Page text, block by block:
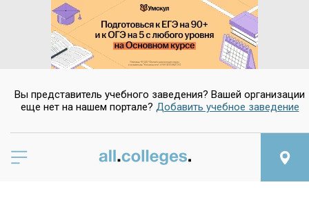
Вы представитель учебного заведения? Вашей организации
еще нет на нашем портале? Добавить учебное заведение